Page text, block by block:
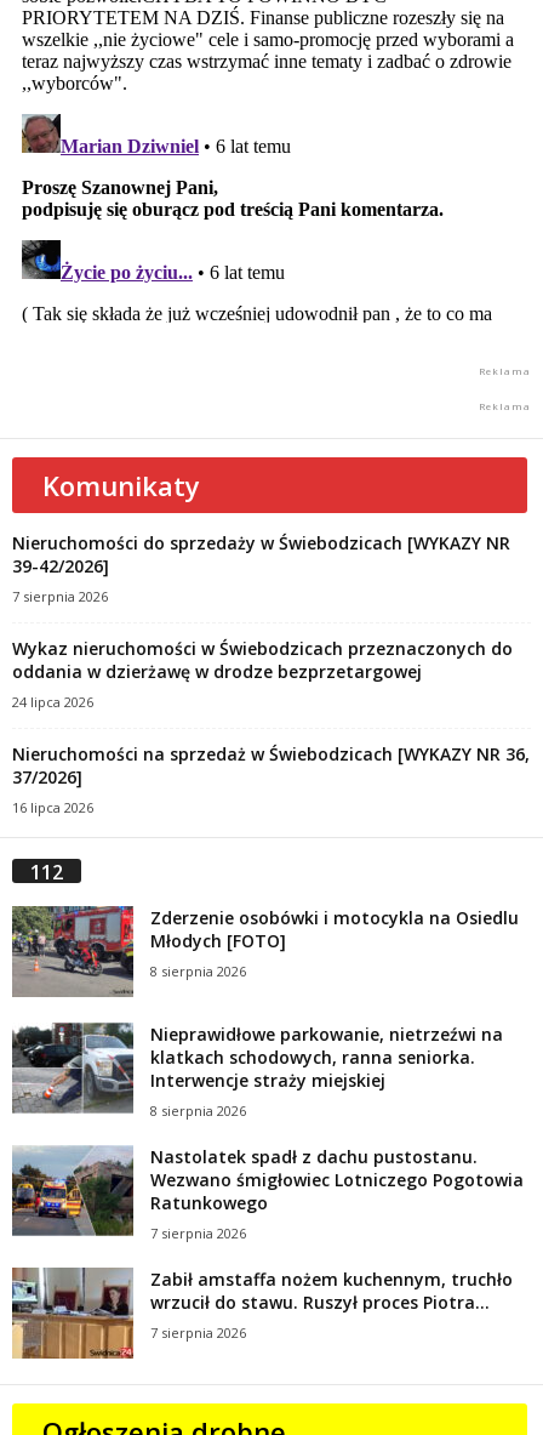
Komunikaty
Nieruchomości do sprzedaży w Świebodzicach [WYKAZY NR
39-42/2026]
7 sierpnia 2026
Wykaz nieruchomości w Świebodzicach przeznaczonych do
oddania w dzierżawę w drodze bezprzetargowej
24 lipca 2026
Nieruchomości na sprzedaż w Świebodzicach [WYKAZY NR 36,
37/2026]
16 lipca 2026
112
Zderzenie osobówki i motocykla na Osiedlu
Młodych [FOTO]
8 sierpnia 2026
Nieprawidłowe parkowanie, nietrzeźwi na
klatkach schodowych, ranna seniorka.
Interwencje straży miejskiej
8 sierpnia 2026
Nastolatek spadł z dachu pustostanu.
Wezwano śmigłowiec Lotniczego Pogotowia
Ratunkowego
7 sierpnia 2026
Zabił amstaffa nożem kuchennym, truchło
wrzucił do stawu. Ruszył proces Piotra...
7 sierpnia 2026